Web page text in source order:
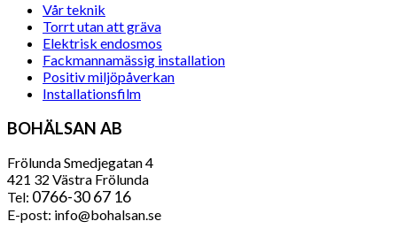
Vår teknik
Torrt utan att gräva
Elektrisk endosmos
Fackmannamässig installation
Positiv miljöpåverkan
Installationsfilm
BOHÄLSAN AB
Frölunda Smedjegatan 4
421 32 Västra Frölunda
Tel: 0766-30 67 16
E-post: info@bohalsan.se